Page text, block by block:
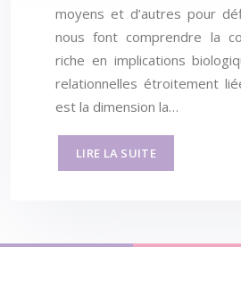
moyens et d’autres pour
nous font comprendre la
riche en implications
relationnelles étroitement
est la dimension la…
LIRE LA SUITE